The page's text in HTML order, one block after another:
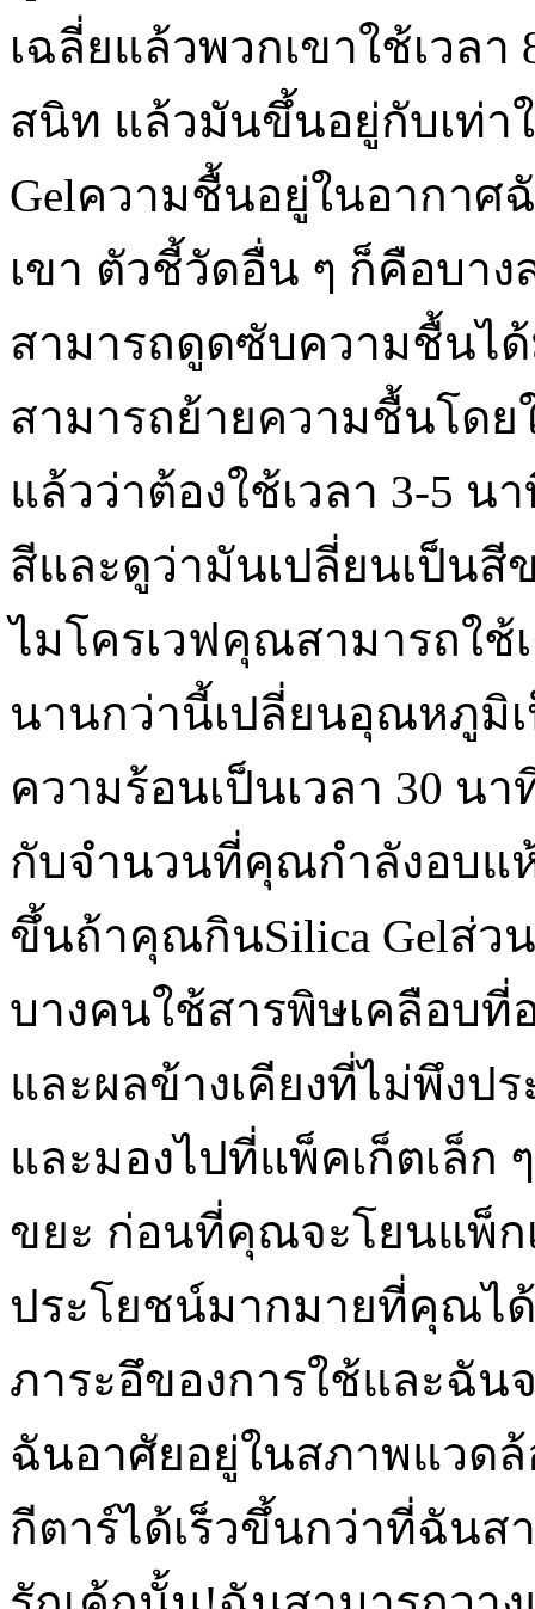
เฉลี่ยแล้วพวกเขาใช้เวล
สนิท แล้วมันขึ้นอยู่กับเท่า
Gelความชื้นอยู่ในอากาศ
เขา ตัวชี้วัดอื่น ๆ ก็คือบา
สามารถดูดซับความชื้นไ
สามารถย้ายความชื้นโดย
แล้วว่าต้องใช้เวลา 3-5 น
สีและดูว่ามันเปลี่ยนเป็น
ไมโครเวฟคุณสามารถใช้
นานกว่านี้เปลี่ยนอุณหภูมิเ
ความร้อนเป็นเวลา 30 น
กับจำนวนที่คุณกำลังอบแ
ขึ้นถ้าคุณกินSilica Gelส่
บางคนใช้สารพิษเคลือบ
และผลข้างเคียงที่ไม่พึง
และมองไปที่แพ็คเก็ตเล็ก
ขยะ ก่อนที่คุณจะโยนแพ็ก
ประโยชน์มากมายที่คุณไ
ภาระอึของการใช้และฉัน
ฉันอาศัยอยู่ในสภาพแวด
กีตาร์ได้เร็วขึ้นกว่าที่ฉันส